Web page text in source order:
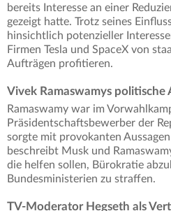
bereits Interesse an einer
gezeigt hatte. Trotz seines
hinsichtlich potenzieller
Firmen Tesla und SpaceX von
Aufträgen profitieren.
Vivek Ramaswamys politische
Ramaswamy war im
Präsidentschaftsbewerber der
sorgte mit provokanten
beschreibt Musk und
die helfen sollen, Bürokratie
Bundesministerien zu straffen.
TV-Moderator Hegseth als